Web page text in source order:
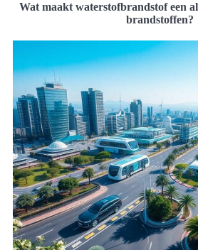
Wat maakt waterstofbrandstof een
brandstoffen?